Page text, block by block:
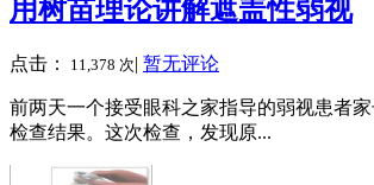
用树苗理论讲解遮盖性弱视
点击： 11,378 次| 暂无评论
前两天一个接受眼科之家指导的弱视患者
检查结果。这次检查，发现原...